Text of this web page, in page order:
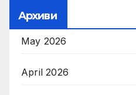
Архиви
May 2026
April 2026